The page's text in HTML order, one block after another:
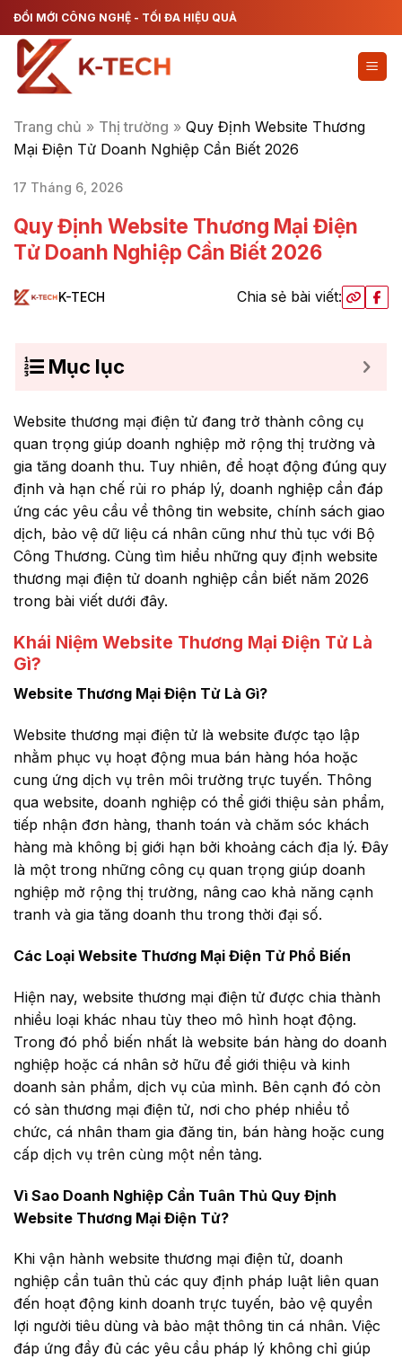
Chuyển
đến
dung
ĐỔI MỚI CÔNG NGHỆ - TỐI ĐA HIỆU QUẢ
Trang chủ » Thị trường » Quy Định Website Thương
Mại Điện Tử Doanh Nghiệp Cần Biết 2026
17 Tháng 6, 2026
Quy Định Website Thương Mại Điện
Tử Doanh Nghiệp Cần Biết 2026
K-TECH Chia sẻ bài viết:
Mục lục
Website thương mại điện tử đang trở thành công cụ
quan trọng giúp doanh nghiệp mở rộng thị trường và
gia tăng doanh thu. Tuy nhiên, để hoạt động đúng quy
định và hạn chế rủi ro pháp lý, doanh nghiệp cần đáp
ứng các yêu cầu về thông tin website, chính sách giao
dịch, bảo vệ dữ liệu cá nhân cũng như thủ tục với Bộ
Công Thương. Cùng tìm hiểu những quy định website
thương mại điện tử doanh nghiệp cần biết năm 2026
trong bài viết dưới đây.
Khái Niệm Website Thương Mại Điện Tử Là
Gì?
Website Thương Mại Điện Tử Là Gì?
Website thương mại điện tử là website được tạo lập
nhằm phục vụ hoạt động mua bán hàng hóa hoặc
cung ứng dịch vụ trên môi trường trực tuyến. Thông
qua website, doanh nghiệp có thể giới thiệu sản phẩm,
tiếp nhận đơn hàng, thanh toán và chăm sóc khách
hàng mà không bị giới hạn bởi khoảng cách địa lý. Đây
là một trong những công cụ quan trọng giúp doanh
nghiệp mở rộng thị trường, nâng cao khả năng cạnh
tranh và gia tăng doanh thu trong thời đại số.
Các Loại Website Thương Mại Điện Tử Phổ Biến
Hiện nay, website thương mại điện tử được chia thành
nhiều loại khác nhau tùy theo mô hình hoạt động.
Trong đó phổ biến nhất là website bán hàng do doanh
nghiệp hoặc cá nhân sở hữu để giới thiệu và kinh
doanh sản phẩm, dịch vụ của mình. Bên cạnh đó còn
có sàn thương mại điện tử, nơi cho phép nhiều tổ
chức, cá nhân tham gia đăng tin, bán hàng hoặc cung
cấp dịch vụ trên cùng một nền tảng.
Vì Sao Doanh Nghiệp Cần Tuân Thủ Quy Định
Website Thương Mại Điện Tử?
Khi vận hành website thương mại điện tử, doanh
nghiệp cần tuân thủ các quy định pháp luật liên quan
đến hoạt động kinh doanh trực tuyến, bảo vệ quyền
lợi người tiêu dùng và bảo mật thông tin cá nhân. Việc
đáp ứng đầy đủ các yêu cầu pháp lý không chỉ giúp